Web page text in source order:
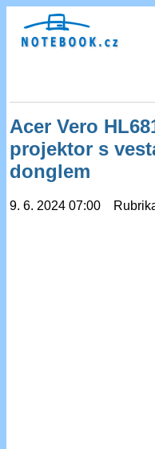
Acer Vero
projektor s
donglem
9. 6. 2024 07:00